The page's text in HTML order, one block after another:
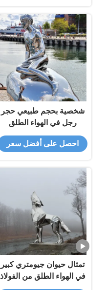
شخصية بحجم طبيعي حجر
رجل في الهواء الطلق
احصل على أفضل سعر
تمثال حيوان جيومتري كبير
في الهواء الطلق من الفولاذ
المقاوم للصدأ